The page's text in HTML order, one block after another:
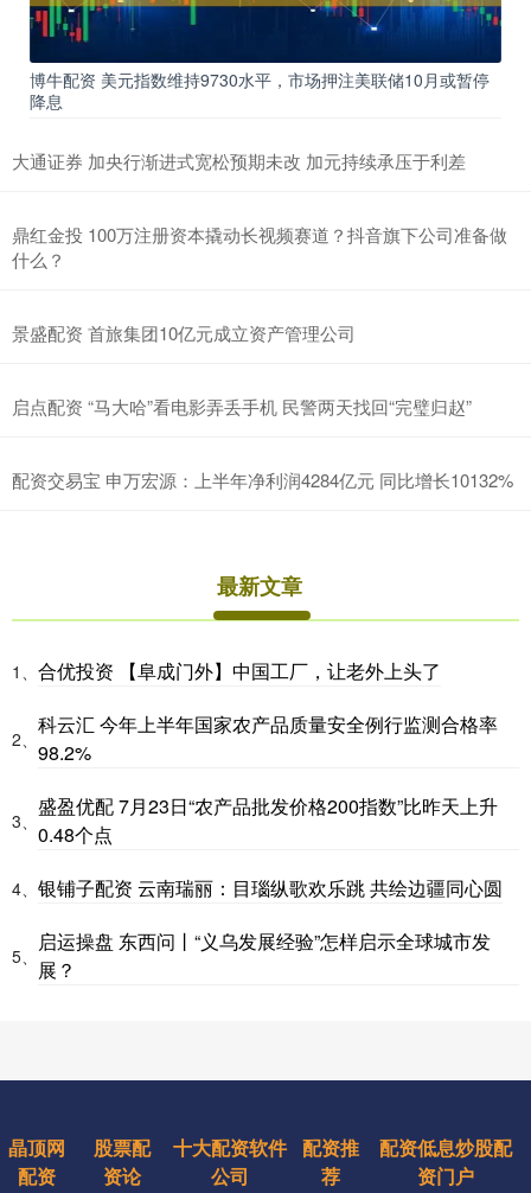
博牛配资 美元指数维持9730水平，市场押注美联储10月或暂停
降息
大通证券 加央行渐进式宽松预期未改 加元持续承压于利差
鼎红金投 100万注册资本撬动长视频赛道？抖音旗下公司准备做
什么？
景盛配资 首旅集团10亿元成立资产管理公司
启点配资 “马大哈”看电影弄丢手机 民警两天找回“完璧归赵”
配资交易宝 申万宏源：上半年净利润4284亿元 同比增长10132%
最新文章
1、 合优投资 【阜成门外】中国工厂，让老外上头了
2、
科云汇 今年上半年国家农产品质量安全例行监测合格率
98.2%
3、
盛盈优配 7月23日“农产品批发价格200指数”比昨天上升
0.48个点
4、 银铺子配资 云南瑞丽：目瑙纵歌欢乐跳 共绘边疆同心圆
5、
启运操盘 东西问丨“义乌发展经验”怎样启示全球城市发
展？
晶顶网
配资
股票配
资论
十大配资软件
公司
配资推
荐
配资低息炒股配
资门户